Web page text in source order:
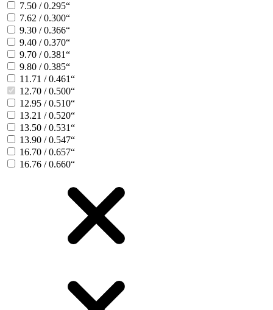
7.50 / 0.295“
7.62 / 0.300“
9.30 / 0.366“
9.40 / 0.370“
9.70 / 0.381“
9.80 / 0.385“
11.71 / 0.461“
12.70 / 0.500“
12.95 / 0.510“
13.21 / 0.520“
13.50 / 0.531“
13.90 / 0.547“
16.70 / 0.657“
16.76 / 0.660“